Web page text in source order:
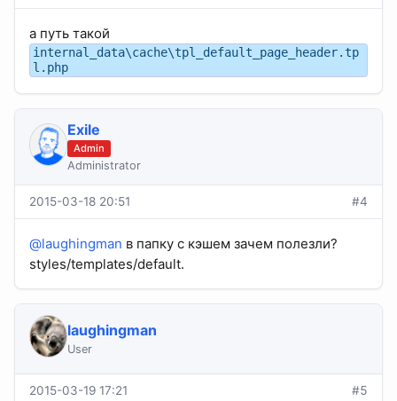
а путь такой
internal_data\cache\tpl_default_page_header.tp
l.php
Exile
Admin
Administrator
2015-03-18 20:51 #4
@laughingman в папку с кэшем зачем полезли?
styles/templates/default.
laughingman
User
2015-03-19 17:21 #5